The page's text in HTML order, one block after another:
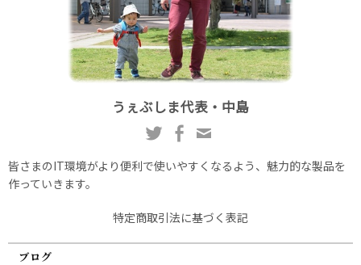
うぇぶしま代表・中島
皆さまのIT環境がより便利で使いやすくなるよう、魅力的な製品を
作っていきます。
特定商取引法に基づく表記
ブログ